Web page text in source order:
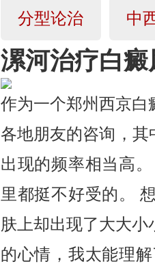
分型论治 中
漯河治疗白
作为一个郑州西京白
各地朋友的咨询，其
出现的频率相当高
里都挺不好受的。
肤上却出现了大大
的心情，我太能理